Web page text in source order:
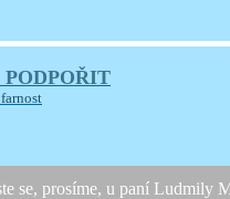
úklid
se, prosíme, u paní Ludmily